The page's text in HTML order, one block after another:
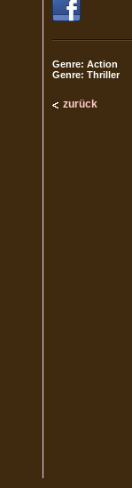
Genre: Action
Genre: Thriller
zurück